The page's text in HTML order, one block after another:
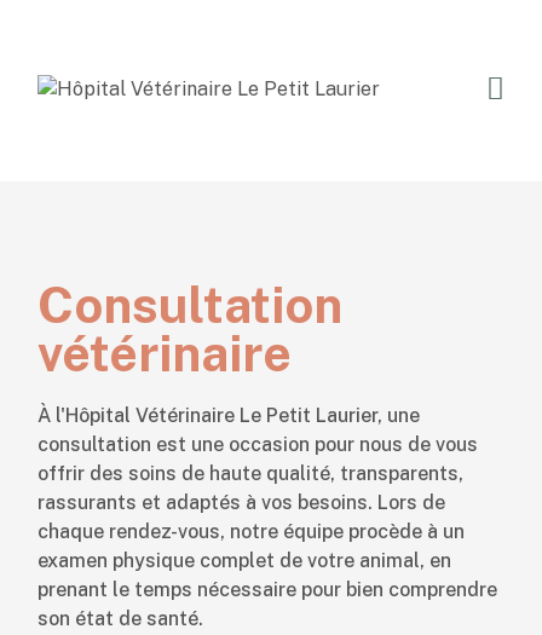
Consultation
vétérinaire
À l'Hôpital Vétérinaire Le Petit Laurier, une
consultation est une occasion pour nous de vous
offrir des soins de haute qualité, transparents,
rassurants et adaptés à vos besoins. Lors de
chaque rendez-vous, notre équipe procède à un
examen physique complet de votre animal, en
prenant le temps nécessaire pour bien comprendre
son état de santé.